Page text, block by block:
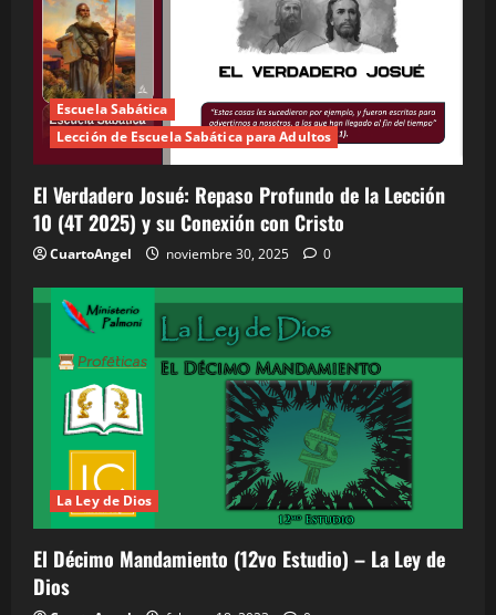
Escuela Sabática
Lección de Escuela Sabática para Adultos
El Verdadero Josué: Repaso Profundo de la Lección
10 (4T 2025) y su Conexión con Cristo
CuartoAngel noviembre 30, 2025 0
La Ley de Dios
El Décimo Mandamiento (12vo Estudio) – La Ley de
Dios